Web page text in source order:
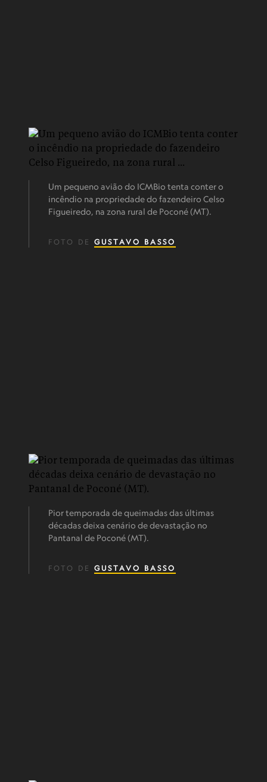
Um pequeno avião do ICMBio tenta conter o
incêndio na propriedade do fazendeiro Celso
Figueiredo, na zona rural de Poconé (MT).
FOTO DE GUSTAVO BASSO
Pior temporada de queimadas das últimas
décadas deixa cenário de devastação no
Pantanal de Poconé (MT).
FOTO DE GUSTAVO BASSO